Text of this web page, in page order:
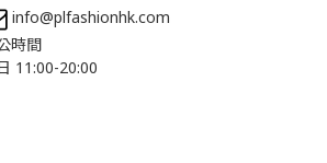
info@plfashionhk.com
時間
11:00-20:00